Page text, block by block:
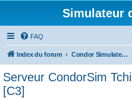
Simulateur
FAQ
Index du forum Condor Simulateur de Vol à Voile
Serveur CondorSim
[C3]